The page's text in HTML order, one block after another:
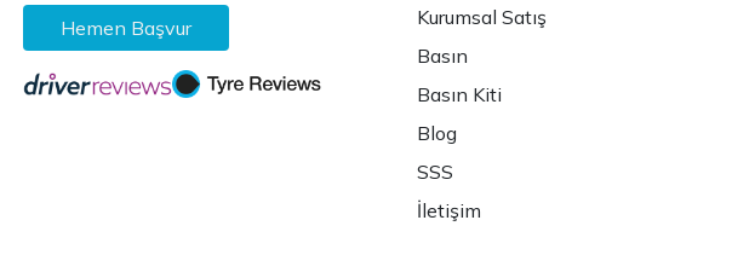
Hemen Başvur
Kurumsal Satış
Basın
Basın Kiti
Blog
SSS
İletişim